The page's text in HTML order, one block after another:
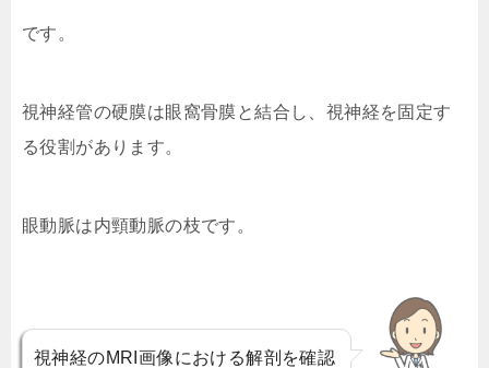
です。
視神経管の硬膜は眼窩骨膜と結合し、視神経を固定す
る役割があります。
眼動脈は内頸動脈の枝です。
視神経のMRI画像における解剖を確認